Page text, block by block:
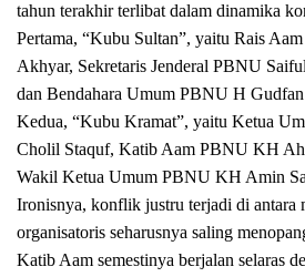
tahun terakhir terlibat dalam dinamika
Pertama, “Kubu Sultan”, yaitu Rais
Akhyar, Sekretaris Jenderal PBNU
dan Bendahara Umum PBNU H
Kedua, “Kubu Kramat”, yaitu Ketua
Cholil Staquf, Katib Aam PBNU KH
Wakil Ketua Umum PBNU KH Amin
Ironisnya, konflik justru terjadi di antara
organisatoris seharusnya saling
Katib Aam semestinya berjalan selaras